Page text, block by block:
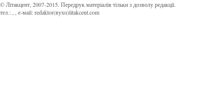
© Літакцент, 2007-2015. Передрук матеріалів тільки з дозволу редакції.
тел.:
, е-маіl:redaktor(вухо)litakcent.com